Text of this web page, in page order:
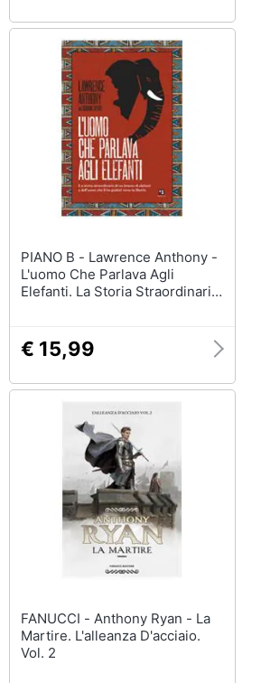
PIANO B - Lawrence Anthony -
L'uomo Che Parlava Agli
Elefanti. La Storia Straordinaria
Verso La Libertà
€ 15,99
FANUCCI - Anthony Ryan - La
Martire. L'alleanza D'acciaio.
Vol. 2